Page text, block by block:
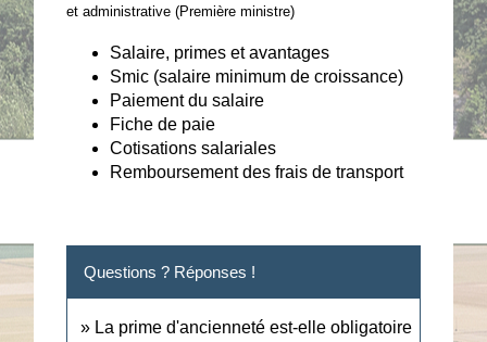
et administrative (Première ministre)
Salaire, primes et avantages
Smic (salaire minimum de croissance)
Paiement du salaire
Fiche de paie
Cotisations salariales
Remboursement des frais de transport
Questions ? Réponses !
La prime d'ancienneté est-elle obligatoire